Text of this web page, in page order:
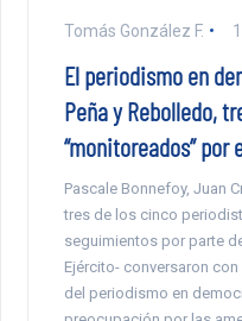
Tomás González F.
El periodismo en
Peña y Rebolledo,
“monitoreados” por
Pascale Bonnefoy, Juan
tres de los cinco
seguimientos por parte
Ejército- conversaron
del periodismo en